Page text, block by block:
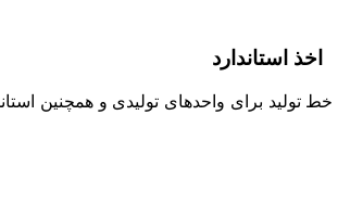
اخذ استاندارد
تولید برای واحدهای تولیدی و همچنین